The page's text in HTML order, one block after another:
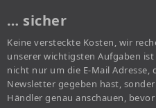
… sicher
Keine versteckte Kosten, wir
unserer wichtigsten Aufgaben
nicht nur um die E-Mail Adresse,
Newsletter gegeben hast,
Händler genau anschauen,